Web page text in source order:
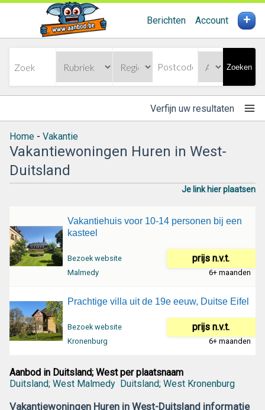
Berichten Account +
Zoeken
Verfijn uw resultaten
Home - Vakantie
Vakantiewoningen Huren in West-
Duitsland
Je link hier plaatsen
Vakantiehuis voor 10-14 personen bij een
kasteel
Bezoek website prijs n.v.t.
Malmedy 6+ maanden
Prachtige villa uit de 19e eeuw, Duitse Eifel
Bezoek website prijs n.v.t.
Kronenburg 6+ maanden
Aanbod in Duitsland; West per plaatsnaam
Duitsland; West Malmedy Duitsland; West Kronenburg
Vakantiewoningen Huren in West-Duitsland informatie